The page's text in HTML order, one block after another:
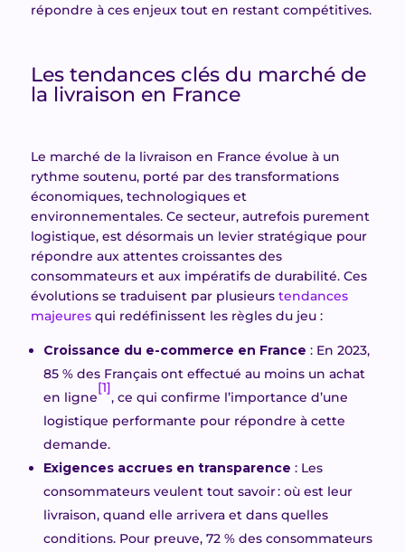
répondre à ces enjeux tout en restant compétitives.
Les tendances clés du marché de
la livraison en France
Le marché de la livraison en France évolue à un
rythme soutenu, porté par des transformations
économiques, technologiques et
environnementales. Ce secteur, autrefois purement
logistique, est désormais un levier stratégique pour
répondre aux attentes croissantes des
consommateurs et aux impératifs de durabilité. Ces
évolutions se traduisent par plusieurs tendances
majeuresqui redéfinissent les règles du jeu :
Croissance du e-commerce en France : En 2023,
85 % des Français ont effectué au moins un achat
en ligne
[1]
, ce qui confirme l’importance d’une
logistique performante pour répondre à cette
demande.
Exigences accrues en transparence : Les
consommateurs veulent tout savoir : où est leur
livraison, quand elle arrivera et dans quelles
conditions. Pour preuve, 72 % des consommateurs